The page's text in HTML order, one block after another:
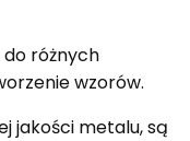
do różnych
wzorów.
jakości metalu, są